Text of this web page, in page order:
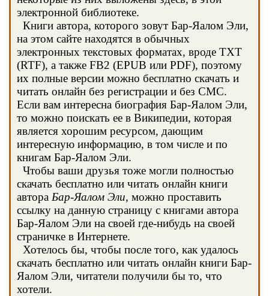
электронной библиотеке.
Книги автора, которого зовут Бар-Яалом Эли,
на этом сайте находятся в обычных
электронных текстовых форматах, вроде TXT
(RTF), а также FB2 (EPUB или PDF), поэтому
их полные версии можно бесплатно скачать и
читать онлайн без регистрации и без СМС.
Если вам интересна биография Бар-Яалом Эли,
то можно поискать ее в Википедии, которая
является хорошим ресурсом, дающим
интересную информацию, в том числе и по
книгам Бар-Яалом Эли.
Чтобы ваши друзья тоже могли полностью
скачать бесплатно или читать онлайн книги
автора Бар-Яалом Эли, можно проставить
ссылку на данную страницу с книгами автора
Бар-Яалом Эли на своей где-нибудь на своей
страничке в Интернете.
Хотелось бы, чтобы после того, как удалось
скачать бесплатно или читать онлайн книги Бар-
Яалом Эли, читатели получили бы то, что
хотели.